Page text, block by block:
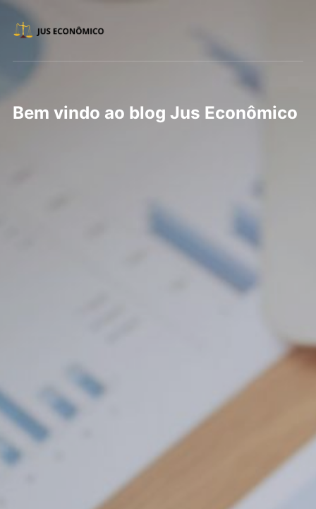
Bem vindo ao blog Jus Econômico